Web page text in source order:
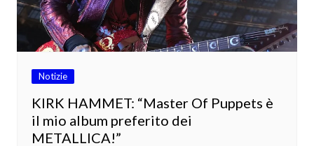
Notizie
KIRK HAMMET: “Master Of Puppets è
il mio album preferito dei
METALLICA!”